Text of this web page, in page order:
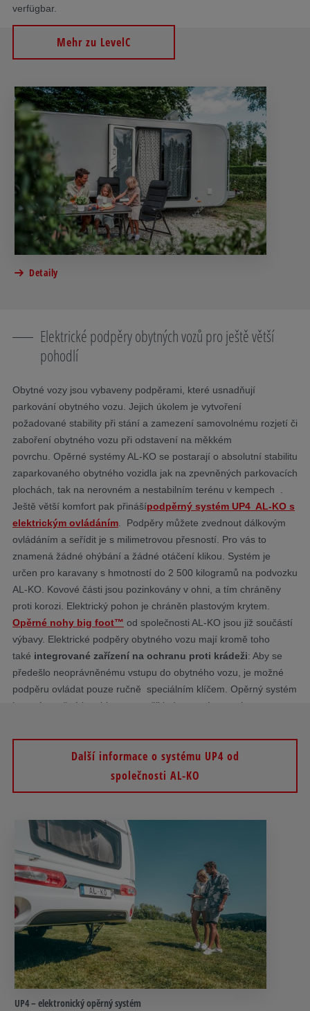
verfügbar.
Mehr zu LevelC
Detaily
Elektrické podpěry obytných vozů pro ještě větší
pohodlí
Obytné vozy jsou vybaveny podpěrami, které usnadňují
parkování obytného vozu. Jejich úkolem je vytvoření
požadované stability při stání a zamezení samovolnému rozjetí či
zaboření obytného vozu při odstavení na měkkém
povrchu. Opěrné systémy AL-KO se postarají o absolutní stabilitu
zaparkovaného obytného vozidla jak na zpevněných parkovacích
plochách, tak na nerovném a nestabilním terénu v kempech .
Ještě větší komfort pak přinášípodpěrný systém UP4 AL-KO s
elektrickým ovládáním. Podpěry můžete zvednout dálkovým
ovládáním a seřídit je s milimetrovou přesností. Pro vás to
znamená žádné ohýbání a žádné otáčení klikou. Systém je
určen pro karavany s hmotností do 2 500 kilogramů na podvozku
AL-KO. Kovové části jsou pozinkovány v ohni, a tím chráněny
proti korozi. Elektrický pohon je chráněn plastovým krytem.
Opěrné nohy big foot™ od společnosti AL-KO jsou již součástí
výbavy. Elektrické podpěry obytného vozu mají kromě toho
také integrované zařízení na ochranu proti krádeži: Aby se
předešlo neoprávněnému vstupu do obytného vozu, je možné
podpěru ovládat pouze ručně speciálním klíčem. Opěrný systém
je navíc možné kombinovat například s manévrovací
Další informace o systému UP4 od
společnosti AL-KO
UP4 – elektronický opěrný systém​